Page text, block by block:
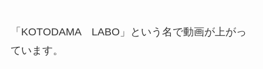
「KOTODAMA LABO」という名で動画が上がっ
ています。